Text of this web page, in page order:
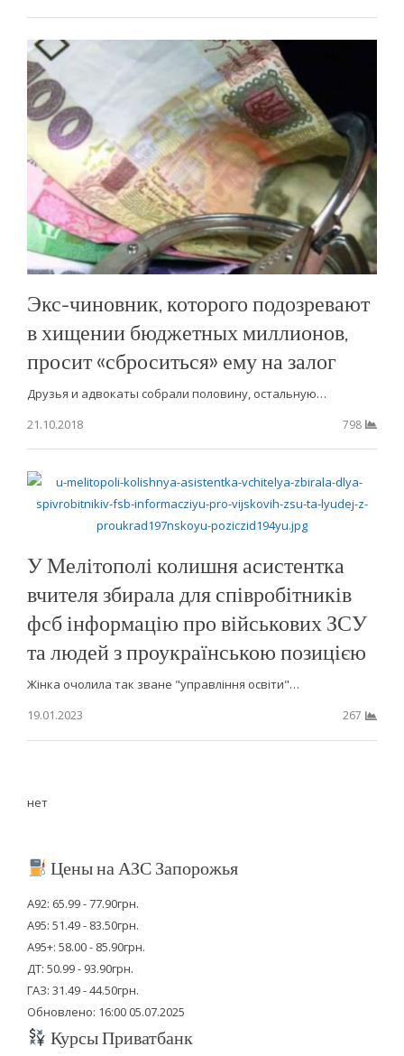
Экс-чиновник, которого подозревают
в хищении бюджетных миллионов,
просит «сброситься» ему на залог
Друзья и адвокаты собрали половину, остальную…
21.10.2018
798
У Мелітополі колишня асистентка
вчителя збирала для співробітників
фсб інформацію про військових ЗСУ
та людей з проукраїнською позицією
Жінка очолила так зване "управління освіти"…
19.01.2023
267
нет
Цены на АЗС Запорожья
А92: 65.99 - 77.90грн.
А95: 51.49 - 83.50грн.
А95+: 58.00 - 85.90грн.
ДТ: 50.99 - 93.90грн.
ГАЗ: 31.49 - 44.50грн.
Обновлено: 16:00 05.07.2025
Курсы Приватбанк